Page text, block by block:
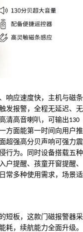
响应速度快，主机与磁条
发报警，全程无延迟、无
清高音喇叭，可输出130
方面能第一时间向用户推
超强高分贝声响可强力震
行为。同时设备搭载五种
户提醒、孩童开窗提醒、
常多种使用需求，场景适
短板，这款门磁报警器采
耗，续航能力全面升级。